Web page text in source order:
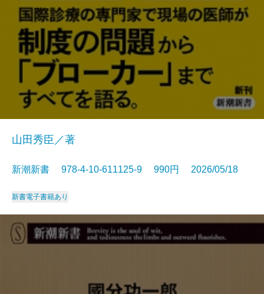
山田秀臣／著
新潮新書 978-4-10-611125-9 990円 2026/05/18
新書電子書籍あり